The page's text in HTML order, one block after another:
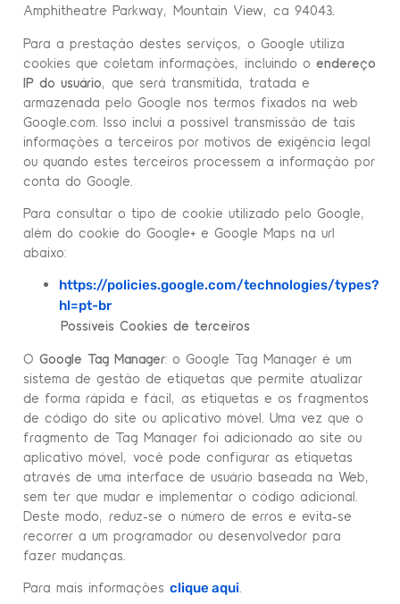
Amphitheatre Parkway, Mountain View, ca 94043.
Para a prestação destes serviços, o Google utiliza
cookies que coletam informações, incluindo o endereço
IP do usuário , que será transmitida, tratada e
armazenada pelo Google nos termos fixados na web
Google.com. Isso inclui a possível transmissão de tais
informações a terceiros por motivos de exigência legal
ou quando estes terceiros processem a informação por
conta do Google.
Para consultar o tipo de cookie utilizado pelo Google,
além do cookie do Google+ e Google Maps na url
abaixo:
https://policies.google.com/technologies/types?
hl=pt-br
Possíveis Cookies de terceiros
O Google Tag Manager: o Google Tag Manager é um
sistema de gestão de etiquetas que permite atualizar
de forma rápida e fácil, as etiquetas e os fragmentos
de código do site ou aplicativo móvel. Uma vez que o
fragmento de Tag Manager foi adicionado ao site ou
aplicativo móvel, você pode configurar as etiquetas
através de uma interface de usuário baseada na Web,
sem ter que mudar e implementar o código adicional.
Deste modo, reduz-se o número de erros e evita-se
recorrer a um programador ou desenvolvedor para
fazer mudanças.
Para mais informações clique aqui